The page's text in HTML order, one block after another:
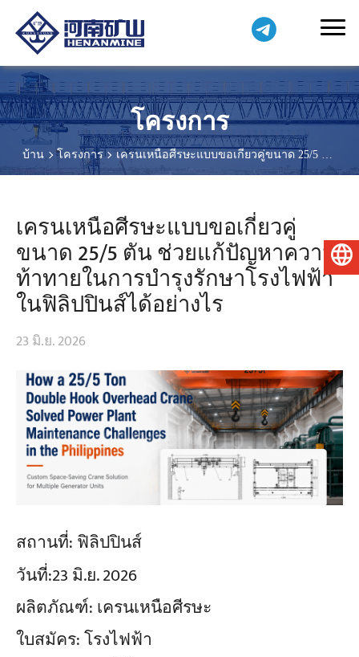
โครงการ
บ้าน โครงการ
เครนเหนือศีรษะแบบขอเกี่ยวคู่ขนาด 25/5 ตัน
ช่วยแก้ปัญหาความท้าทายในการบำรุงรักษาโรงไฟฟ้าในฟิลิปปินส์
เครนเหนือศีรษะแบบขอเกี่ยวคู่
ขนาด 25/5 ตัน ช่วยแก้ปัญหาความ
ท้าทายในการบำรุงรักษาโรงไฟฟ้า
ในฟิลิปปินส์ได้อย่างไร
23 มิ.ย. 2026
สถานที่: ฟิลิปปินส์
วันที่:23 มิ.ย. 2026
ผลิตภัณฑ์: เครนเหนือศีรษะ
ใบสมัคร:โรงไฟฟ้า
ไทย